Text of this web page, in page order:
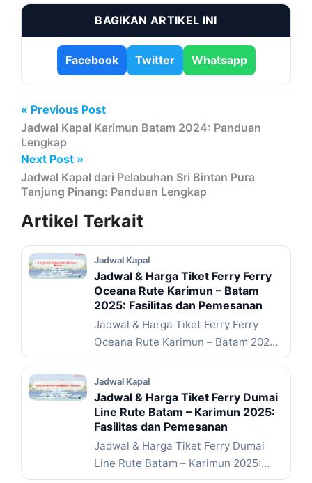
BAGIKAN ARTIKEL INI
Facebook Twitter Whatsapp
« Previous Post
Jadwal Kapal Karimun Batam 2024: Panduan
Lengkap
Next Post »
Jadwal Kapal dari Pelabuhan Sri Bintan Pura
Tanjung Pinang: Panduan Lengkap
Artikel Terkait
Jadwal Kapal
Jadwal & Harga Tiket Ferry Ferry
Oceana Rute Karimun – Batam
2025: Fasilitas dan Pemesanan
Jadwal & Harga Tiket Ferry Ferry
Oceana Rute Karimun – Batam 2025:
Fasilitas dan Pemesanan ... Baca
Selengkapnya
Jadwal Kapal
Jadwal & Harga Tiket Ferry Dumai
Line Rute Batam – Karimun 2025:
Fasilitas dan Pemesanan
Jadwal & Harga Tiket Ferry Dumai
Line Rute Batam – Karimun 2025:
Fasilitas dan Pemesanan ... Baca